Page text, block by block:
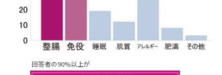
回答者の90%以上が